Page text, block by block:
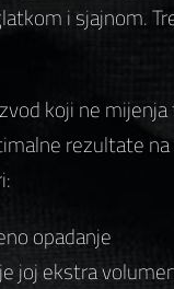
i sjajnom.
koji ne
rezultate
opadanje
joj ekstra